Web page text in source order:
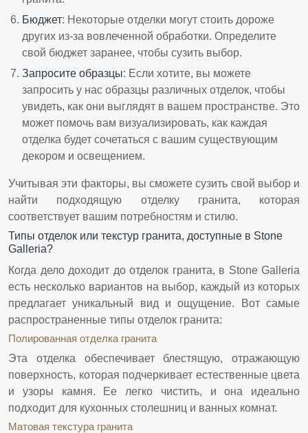
Бюджет: Некоторые отделки могут стоить дороже
других из-за вовлеченной обработки. Определите
свой бюджет заранее, чтобы сузить выбор.
Запросите образцы: Если хотите, вы можете
запросить у нас образцы различных отделок, чтобы
увидеть, как они выглядят в вашем пространстве. Это
может помочь вам визуализировать, как каждая
отделка будет сочетаться с вашим существующим
декором и освещением.
Учитывая эти факторы, вы сможете сузить свой выбор и
найти подходящую отделку гранита, которая
соответствует вашим потребностям и стилю.
Типы отделок или текстур гранита, доступные в Stone
Galleria?
Когда дело доходит до отделок гранита, в Stone Galleria
есть несколько вариантов на выбор, каждый из которых
предлагает уникальный вид и ощущение. Вот самые
распространенные типы отделок гранита:
Полированная отделка гранита
Эта отделка обеспечивает блестящую, отражающую
поверхность, которая подчеркивает естественные цвета
и узоры камня. Ее легко чистить, и она идеально
подходит для кухонных столешниц и ванных комнат.
Матовая текстура гранита